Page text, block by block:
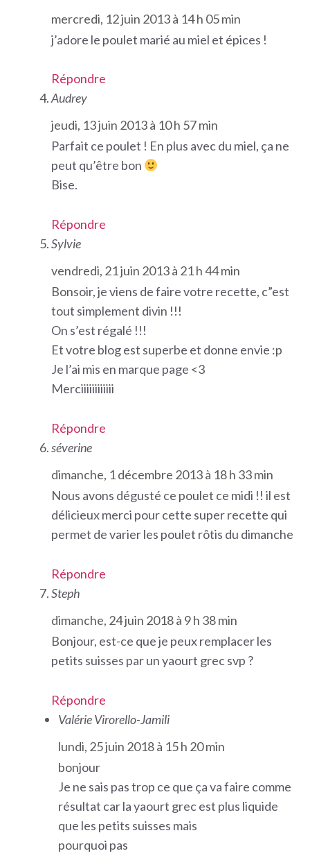
mercredi, 12 juin 2013 à 14 h 05 min
j’adore le poulet marié au miel et épices !
Répondre
Audrey
jeudi, 13 juin 2013 à 10 h 57 min
Parfait ce poulet ! En plus avec du miel, ça ne
peut qu’être bon
Bise.
Répondre
Sylvie
vendredi, 21 juin 2013 à 21 h 44 min
Bonsoir, je viens de faire votre recette, c”est
tout simplement divin !!!
On s’est régalé !!!
Et votre blog est superbe et donne envie :p
Je l’ai mis en marque page <3
Merciiiiiiiiiiii
Répondre
séverine
dimanche, 1 décembre 2013 à 18 h 33 min
Nous avons dégusté ce poulet ce midi !! il est
délicieux merci pour cette super recette qui
permet de varier les poulet rôtis du dimanche
Répondre
Steph
dimanche, 24 juin 2018 à 9 h 38 min
Bonjour, est-ce que je peux remplacer les
petits suisses par un yaourt grec svp ?
Répondre
Valérie Virorello-Jamili
lundi, 25 juin 2018 à 15 h 20 min
bonjour
Je ne sais pas trop ce que ça va faire comme
résultat car la yaourt grec est plus liquide
que les petits suisses mais
pourquoi pas